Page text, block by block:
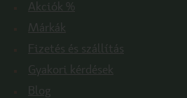
Akciók %
Márkák
Fizetés és szállítás
Gyakori kérdések
Blog